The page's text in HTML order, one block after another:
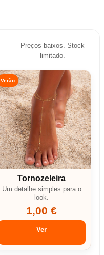
Preços baixos. Stock
limitado.
Verão
Tornozeleira
Um detalhe simples para o
look.
1,00 €
Ver